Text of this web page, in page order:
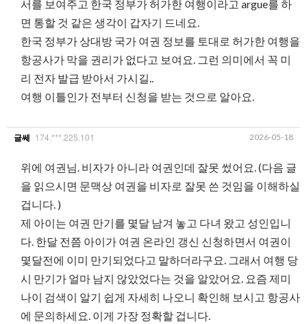
서를 보여주고 한국 정부가 허가한 여행이라고 argue를 하
면 통할 것 같은 생각이 갑자기 드네요.
한국 정부가 상대방 국가 여권 정보를 토대로 허가한 여행을
항공사가 막을 권리가 없다고 보여요. 그런 의미에서 꼭 미
리 전자 발급 받아서 가시길..
여행 이틀인가 전부터 신청을 받는 것으로 알아요.
글쎄 174.***.225.101 2026-05-18
위에 여권님. 비자가 아니라 여권인데 잘못 썼어요. (다음 글
을 읽으시면 문맥상 여권을 비자로 잘못 쓴 것임을 이해하실
겁니다. )
제 아이는 여권 만기를 몇달 남겨 놓고 다녀 왔고 성인입니
다. 한달 전쯤 아이가 여권 온라인 갱신 신청하면서 여권이
몇달전에 이미 만기되었다고 말하더라구요. 그래서 여행 당
시 만기가 얼마 남지 않았었다는 것을 알았어요. 요즘 제미
나이 검색이 알기 쉽게 자세히 나오니 확인해 보시고 항공사
에 문의하세요. 이게 가장 정확할 겁니다.